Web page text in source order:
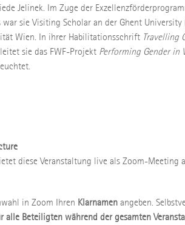
Jelinek. Im Zuge der
sie Visiting Scholar an der Ghent
Wien. In ihrer Habilitationsschrift Travelling
sie das FWF-Projekt Performing Gender in
diese Veranstaltung live als Zoom-
in Zoom Ihren Klarnamen angeben.
alle Beteiligten während der gesamten